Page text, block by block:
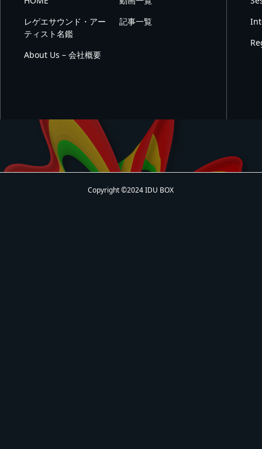
レゲエサウンド・アー
ティスト名鑑
記事一覧
About Us – 会社概要
Copyright ©2024 IDU BOX